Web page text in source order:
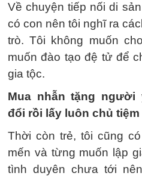
Về chuyện tiếp nối di
có con nên tôi nghĩ ra
trò. Tôi không muốn
muốn đào tạo đệ tử để
gia tộc.
Mua nhẫn tặng người
đổi rồi lấy luôn chủ tiệm
Thời còn trẻ, tôi cũng
mến và từng muốn lập
tình duyên chưa tới